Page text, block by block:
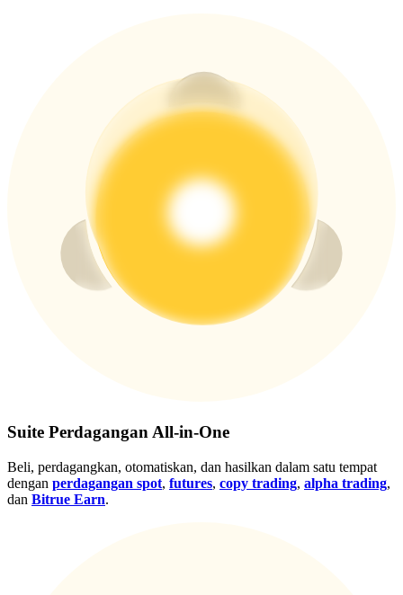
Lebih Banyak Acara
Menangkan Hadiah dan Hadiah Eksklusif
Pusat Hadiah
Suite Perdagangan All-in-One
Beli, perdagangkan, otomatiskan, dan hasilkan dalam satu tempat
dengan perdagangan spot, futures, copy trading, alpha trading,
dan Bitrue Earn.